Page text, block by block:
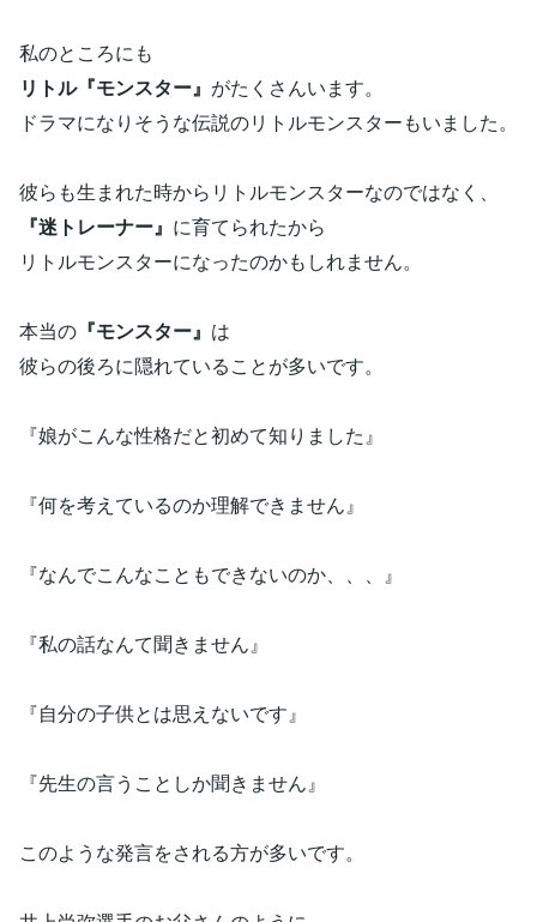
私のところにも
リトル『モンスター』 がたくさんいます。
ドラマになりそうな伝説のリトルモンスターもいました。
彼らも生まれた時からリトルモンスターなのではなく、
『迷トレーナー』 に育てられたから
リトルモンスターになったのかもしれません。
本当の 『モンスター』 は
彼らの後ろに隠れていることが多いです。
『娘がこんな性格だと初めて知りました』
『何を考えているのか理解できません』
『なんでこんなこともできないのか、、、』
『私の話なんて聞きません』
『自分の子供とは思えないです』
『先生の言うことしか聞きません』
このような発言をされる方が多いです。